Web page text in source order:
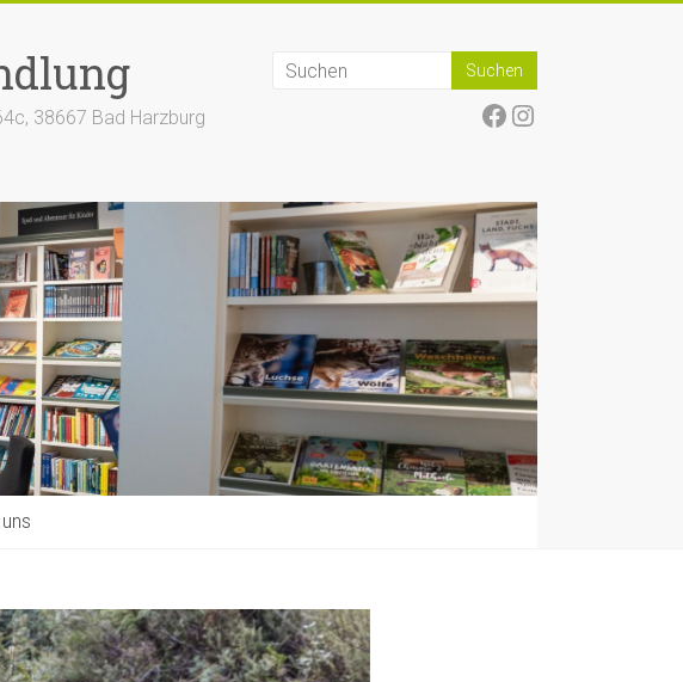
38667 Bad Harzburg Facebook
Instagram